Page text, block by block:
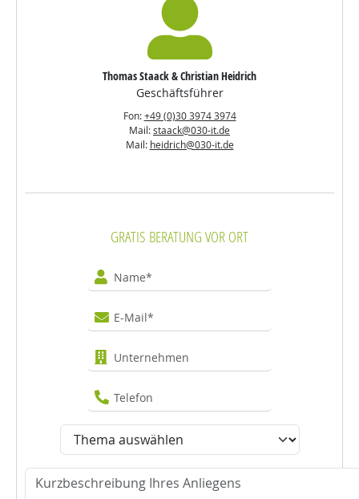
Thomas Staack & Christian Heidrich
Geschäftsführer
Fon:+49 (0)30 3974 3974
Mail:staack@030-it.de
Mail: heidrich@030-it.de
GRATIS BERATUNG VOR ORT
Name
E-Mail
Unternehmen
Telefon
Thema
Nachricht